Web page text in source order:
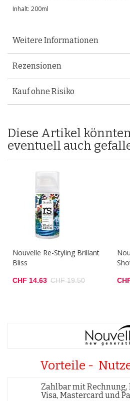
Vorteile -
Zahlbar mit Rechnung,
Visa, Mastercard und
Inhalt: 200ml
Weitere Informationen
Rezensionen
Kauf ohne Risiko
Diese Artikel
eventuell auch
Nouvelle Re-Styling Brillant
Bliss
CHF 14.63 CHF 19.50